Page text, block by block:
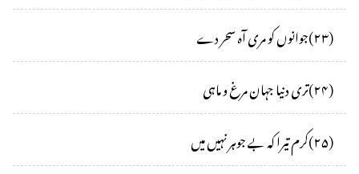
(۲۳)جوانوں کو مری آہ سحر دے
(۲۴)تری دنیا جہان مرغ و ماہی
(۲۵)کرم تیرا کہ بے جوہر نہیں میں